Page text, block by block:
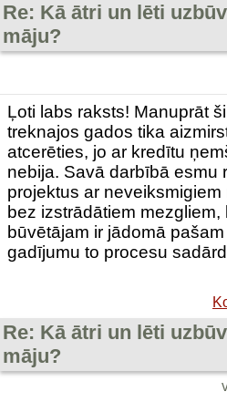
Re: Kā ātri un lēti
māju?
Ļoti labs raksts! Manuprāt
treknajos gados tika
atcerēties, jo ar kredītu
nebija. Savā darbībā esmu
projektus ar
bez izstrādātiem
būvētājam ir jādomā
gadījumu to procesu
Re: Kā ātri un lēti
māju?